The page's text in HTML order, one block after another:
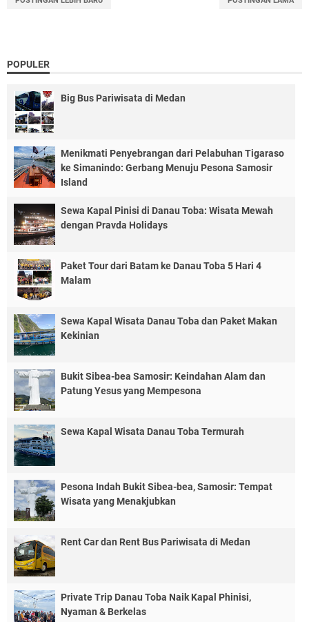
POPULER
Big Bus Pariwisata di Medan
Menikmati Penyebrangan dari Pelabuhan Tigaraso
ke Simanindo: Gerbang Menuju Pesona Samosir
Island
Sewa Kapal Pinisi di Danau Toba: Wisata Mewah
dengan Pravda Holidays
Paket Tour dari Batam ke Danau Toba 5 Hari 4
Malam
Sewa Kapal Wisata Danau Toba dan Paket Makan
Kekinian
Bukit Sibea-bea Samosir: Keindahan Alam dan
Patung Yesus yang Mempesona
Sewa Kapal Wisata Danau Toba Termurah
Pesona Indah Bukit Sibea-bea, Samosir: Tempat
Wisata yang Menakjubkan
Rent Car dan Rent Bus Pariwisata di Medan
Private Trip Danau Toba Naik Kapal Phinisi,
Nyaman & Berkelas